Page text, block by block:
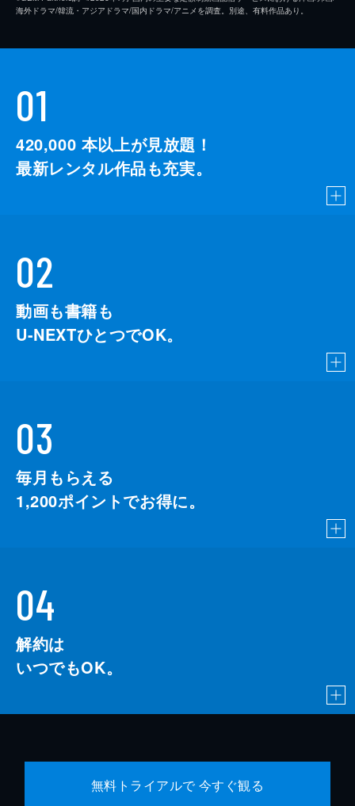
海外ドラマ/韓流・アジアドラマ/国内ドラマ/アニメを調査。別途、有料作品あり。
01
420,000 本以上が見放題！
最新レンタル作品も充実。
02
動画も書籍も
U-NEXTひとつでOK。
03
毎月もらえる
1,200ポイントでお得に。
04
解約は
いつでもOK。
無料トライアルで 今すぐ観る